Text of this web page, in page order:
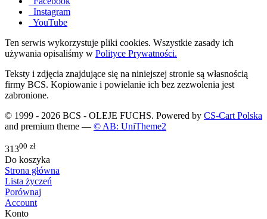
Instagram
YouTube
Ten serwis wykorzystuje pliki cookies. Wszystkie zasady ich
używania opisaliśmy w Polityce Prywatności.
Teksty i zdjęcia znajdujące się na niniejszej stronie są własnością
firmy BCS. Kopiowanie i powielanie ich bez zezwolenia jest
zabronione.
© 1999 - 2026 BCS - OLEJE FUCHS. Powered by CS-Cart Polska
and premium theme — © AB: UniTheme2
31300 zł
Do koszyka
Strona główna
Lista życzeń
Porównaj
Account
Konto